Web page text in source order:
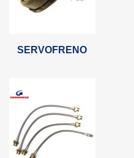
SERVOFRENO